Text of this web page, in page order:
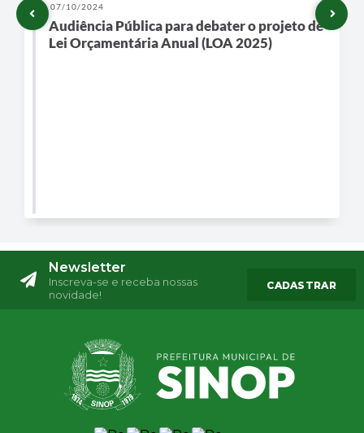
07/10/2024
Audiência Pública para debater o projeto de
Lei Orçamentária Anual (LOA 2025)
Newsletter
Inscreva-se e receba nossas
novidade!
CADASTRAR